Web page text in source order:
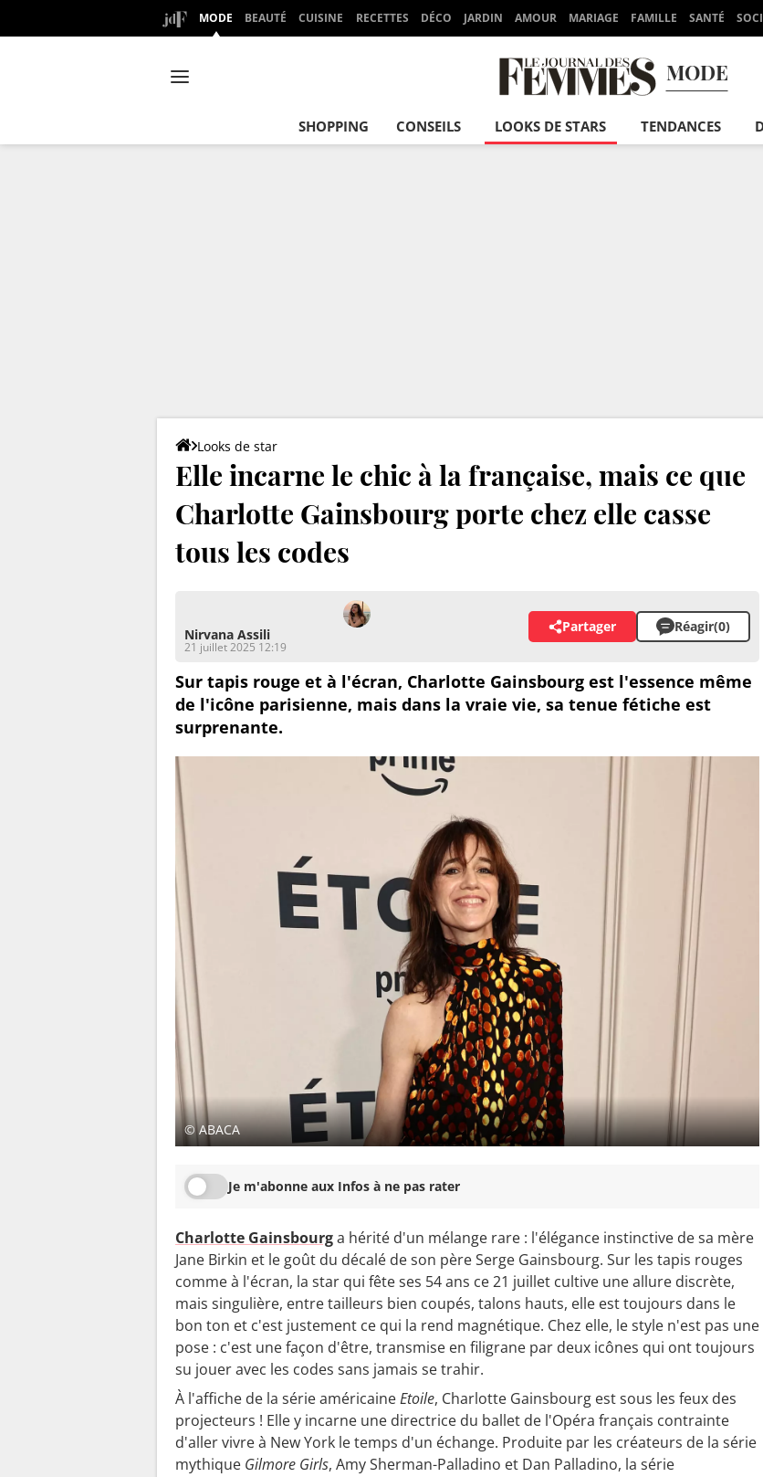
MODE BEAUTÉ CUISINE RECETTES DÉCO JARDIN AMOUR MARIAGE FAMILLE SANTÉ
MODE
SHOPPING CONSEILS LOOKS DE STARS TENDANCES
Looks de star
Elle incarne le chic à la française, mais ce que
Charlotte Gainsbourg porte chez elle casse
tous les codes
Nirvana Assili
21 juillet 2025 12:19
Partager Réagir(0)
Sur tapis rouge et à l'écran, Charlotte Gainsbourg est l'essence même
de l'icône parisienne, mais dans la vraie vie, sa tenue fétiche est
surprenante.
© ABACA
Je m'abonne aux Infos à ne pas rater
Charlotte Gainsbourga hérité d'un mélange rare : l'élégance instinctive de sa mère
Jane Birkin et le goût du décalé de son père Serge Gainsbourg. Sur les tapis rouges
comme à l'écran, la star qui fête ses 54 ans ce 21 juillet cultive une allure discrète,
mais singulière, entre tailleurs bien coupés, talons hauts, elle est toujours dans le
bon ton et c'est justement ce qui la rend magnétique. Chez elle, le style n'est pas une
pose : c'est une façon d'être, transmise en filigrane par deux icônes qui ont toujours
su jouer avec les codes sans jamais se trahir.
À l'affiche de la série américaineEtoile, Charlotte Gainsbourg est sous les feux des
projecteurs ! Elle y incarne une directrice du ballet de l'Opéra français contrainte
d'aller vivre à New York le temps d'un échange. Produite par les créateurs de la série
mythique Gilmore Girls, Amy Sherman-Palladino et Dan Palladino, la série